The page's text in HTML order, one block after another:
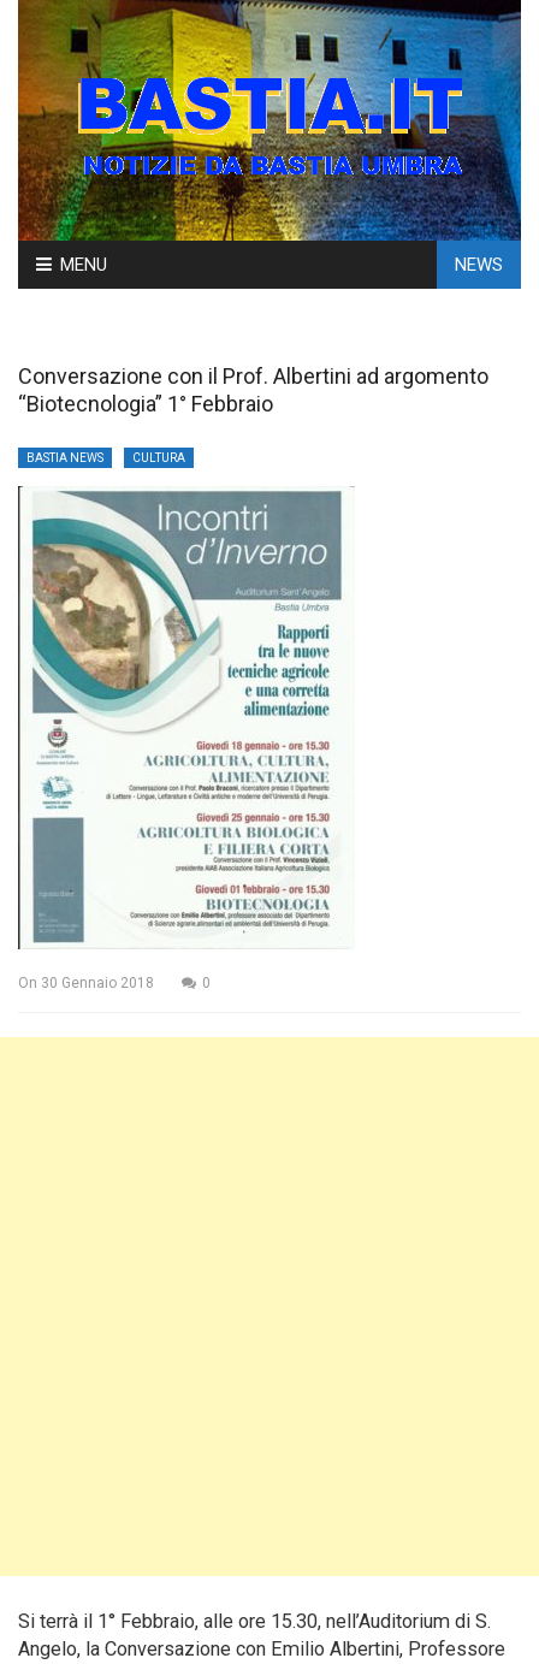
Skip
to
MENU NEWS
Conversazione con il Prof. Albertini ad argomento
“Biotecnologia” 1° Febbraio
BASTIA NEWS CULTURA
On 30 Gennaio 2018 0
Si terrà il 1° Febbraio, alle ore 15.30, nell’Auditorium di S.
Angelo, la Conversazione con Emilio Albertini, Professore